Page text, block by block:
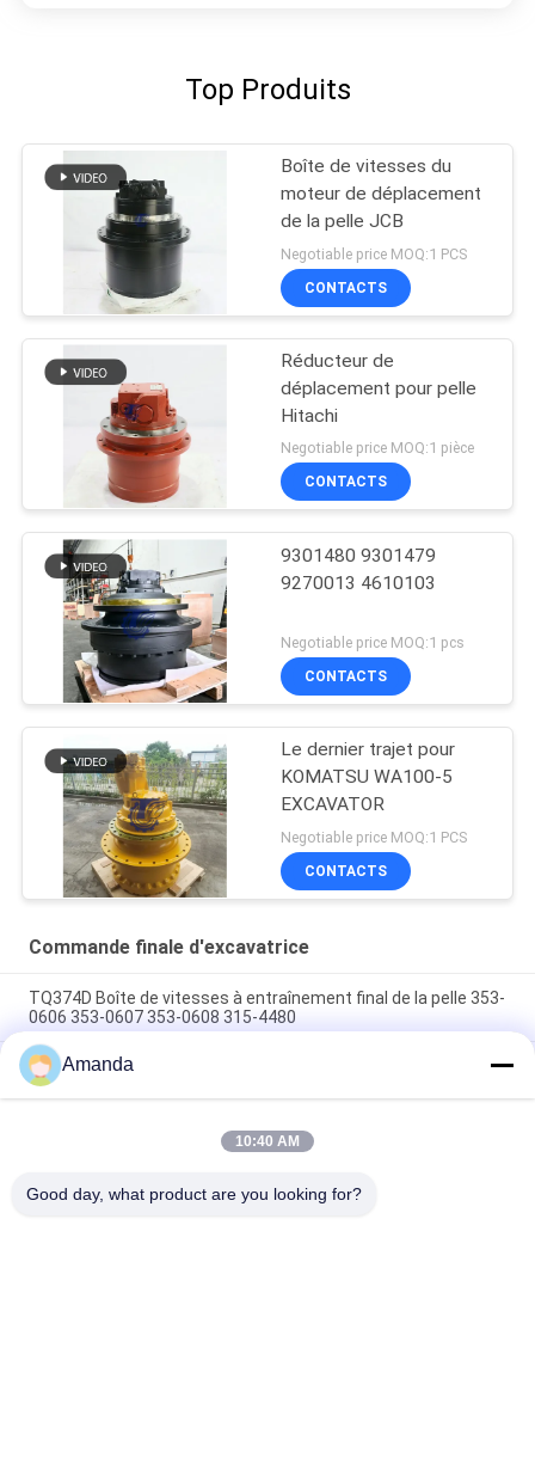
Top Produits
Boîte de vitesses du
moteur de déplacement
de la pelle JCB
Negotiable price MOQ:1 PCS
CONTACTS
Réducteur de
déplacement pour pelle
Hitachi
Negotiable price MOQ:1 pièce
CONTACTS
9301480 9301479
9270013 4610103
Negotiable price MOQ:1 pcs
CONTACTS
Le dernier trajet pour
KOMATSU WA100-5
EXCAVATOR
Negotiable price MOQ:1 PCS
CONTACTS
Commande finale d'excavatrice
TQ374D Boîte de vitesses à entraînement final de la pelle 353-
0606 353-0607 353-0608 315-4480
353-0528 333-3036 Excavateur à entraînement final moteur
hydraulique adapté TQ345D TQ349D
Danfoss BMVT41 moteur hydraulique d'entraînement final
peut être adapté à 5 ~ 6 tonnes de chargeurs de roulement à
Amanda
10:40 AM
Good day, what product are you looking for?